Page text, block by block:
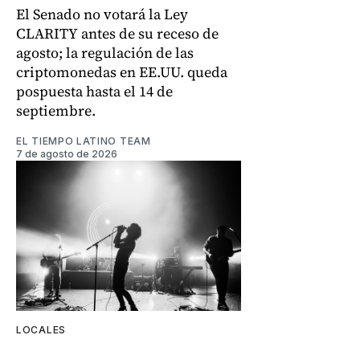
El Senado no votará la Ley
CLARITY antes de su receso de
agosto; la regulación de las
criptomonedas en EE.UU. queda
pospuesta hasta el 14 de
septiembre.
EL TIEMPO LATINO TEAM
7 de agosto de 2026
LOCALES